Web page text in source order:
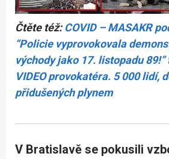
Čtěte též: COVID – MASAKR
“Policie vyprovokovala
východy jako 17. listopadu
VIDEO provokatéra. 5 000 lidí,
přidušených plynem
V Bratislavě se pokusili